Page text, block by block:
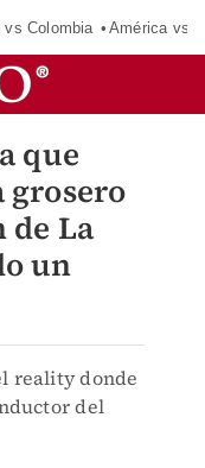
vs Colombia América vs
que
grosero
de La
un
reality donde
del